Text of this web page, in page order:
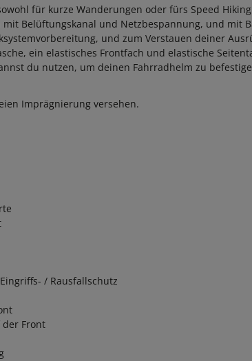
für kurze Wanderungen oder fürs Speed
mit Belüftungskanal und Netzbespannung, und mit
und zum Verstauen deiner
ein elastisches Frontfach und elastische
du nutzen, um deinen Fahrradhelm zu
Imprägnierung versehen.
/ Rausfallschutz
der Front